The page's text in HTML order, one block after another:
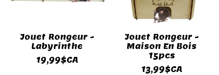
Jouet Rongeur -
Labyrinthe
19,99$CA
Jouet Rongeur -
Maison En Bois
15pcs
13,99$CA